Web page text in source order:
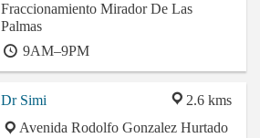
Fraccionamiento Mirador De Las
Palmas
9AM–9PM
2.6 kms
Dr Simi
Avenida Rodolfo Gonzalez Hurtado